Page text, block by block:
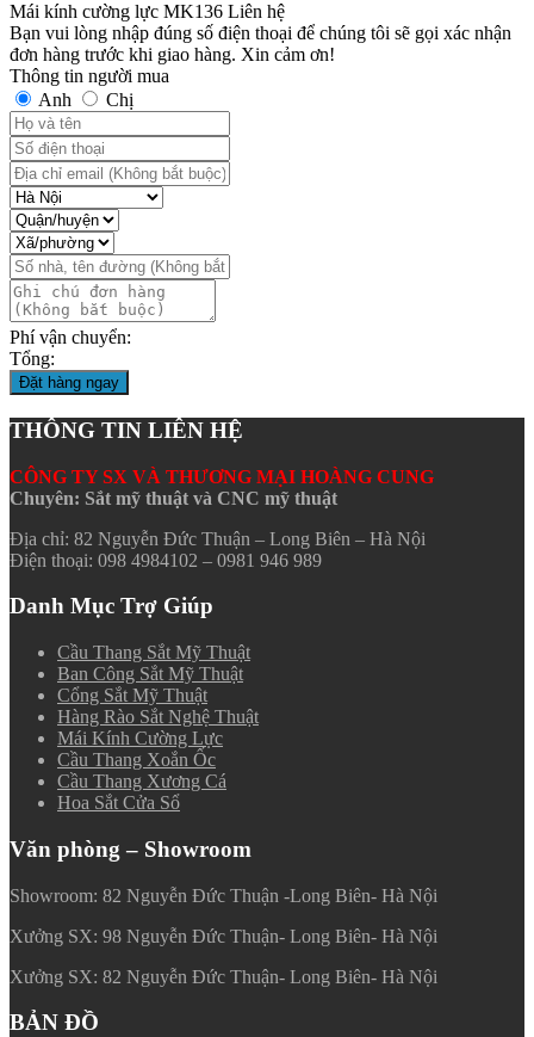
Mái kính cường lực MK136 Liên hệ
Bạn vui lòng nhập đúng số điện thoại để chúng tôi sẽ gọi xác nhận
đơn hàng trước khi giao hàng. Xin cảm ơn!
Thông tin người mua
Anh
Chị
Phí vận chuyển:
Tổng:
Đặt hàng ngay
THÔNG TIN LIÊN HỆ
CÔNG TY SX VÀ THƯƠNG MẠI HOÀNG CUNG
Chuyên: Sắt mỹ thuật và CNC mỹ thuật
Địa chỉ: 82 Nguyễn Đức Thuận – Long Biên – Hà Nội
Điện thoại: 098 4984102 – 0981 946 989
Danh Mục Trợ Giúp
Cầu Thang Sắt Mỹ Thuật
Ban Công Sắt Mỹ Thuật
Cổng Sắt Mỹ Thuật
Hàng Rào Sắt Nghệ Thuật
Mái Kính Cường Lực
Cầu Thang Xoắn Ốc
Cầu Thang Xương Cá
Hoa Sắt Cửa Sổ
Văn phòng – Showroom
Showroom: 82 Nguyễn Đức Thuận -Long Biên- Hà Nội
Xưởng SX: 98 Nguyễn Đức Thuận- Long Biên- Hà Nội
Xưởng SX: 82 Nguyễn Đức Thuận- Long Biên- Hà Nội
BẢN ĐỒ